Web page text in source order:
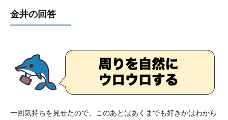
金井の回答
一回気持ちを見せたので、このあとはあくまでも好きかはわから